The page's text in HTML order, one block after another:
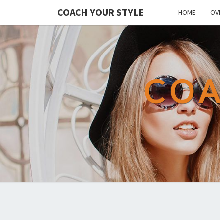
COACH YOUR STYLE HOME